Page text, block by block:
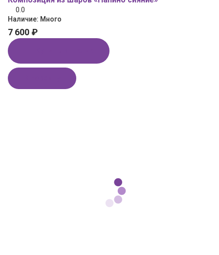
0.0
Наличие: Много
7 600 ₽